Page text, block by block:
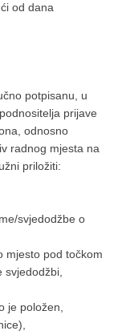
od dana
potpisanu, u
prijave
odnosno
radnog mjesta na
priložiti:
svjedodžbe o
mjesto pod točkom
je položen,